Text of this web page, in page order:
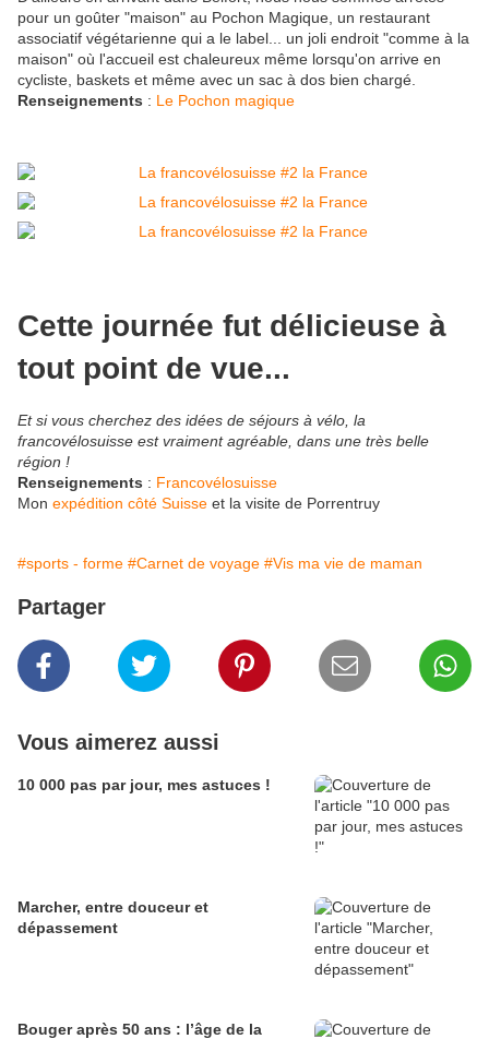
pour un goûter "maison" au Pochon Magique, un restaurant
associatif végétarienne qui a le label... un joli endroit "comme à la
maison" où l'accueil est chaleureux même lorsqu'on arrive en
cycliste, baskets et même avec un sac à dos bien chargé.
Renseignements : Le Pochon magique
Cette journée fut délicieuse à
tout point de vue...
Et si vous cherchez des idées de séjours à vélo, la
francovélosuisse est vraiment agréable, dans une très belle
région !
Renseignements : Francovélosuisse
Mon expédition côté Suisse et la visite de Porrentruy
#sports - forme #Carnet de voyage #Vis ma vie de maman
Partager
Vous aimerez aussi
10 000 pas par jour, mes astuces !
Marcher, entre douceur et
dépassement
Bouger après 50 ans : l’âge de la